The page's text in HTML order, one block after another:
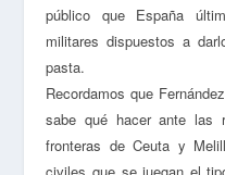
público que España
militares dispuestos a
pasta.
Recordamos que
sabe qué hacer ante las
fronteras de Ceuta y